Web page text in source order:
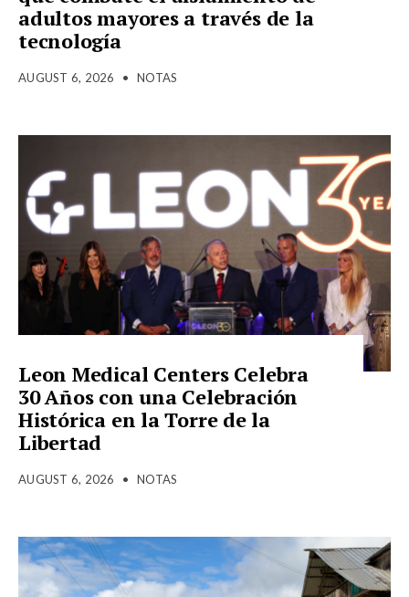
adultos mayores a través de la
tecnología
AUGUST 6, 2026 • NOTAS
Leon Medical Centers Celebra
30 Años con una Celebración
Histórica en la Torre de la
Libertad
AUGUST 6, 2026 • NOTAS